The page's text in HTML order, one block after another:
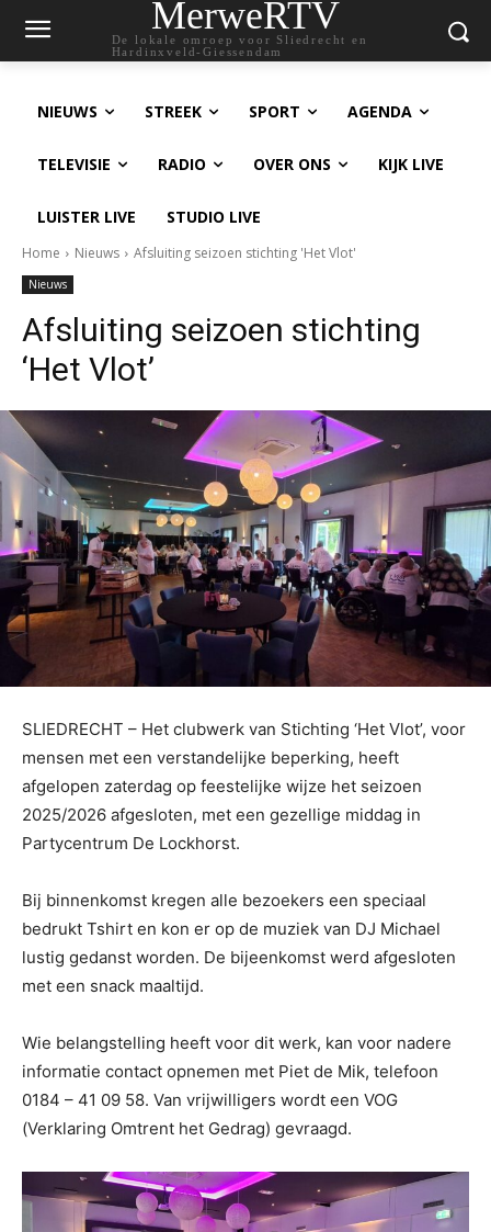
MerweRTV
De lokale omroep voor Sliedrecht en
Hardinxveld-Giessendam
NIEUWS STREEK SPORT AGENDA
TELEVISIE RADIO OVER ONS KIJK LIVE
LUISTER LIVE STUDIO LIVE
Home Nieuws Afsluiting seizoen stichting 'Het Vlot'
Nieuws
Afsluiting seizoen stichting
‘Het Vlot’
SLIEDRECHT – Het clubwerk van Stichting ‘Het Vlot’, voor
mensen met een verstandelijke beperking, heeft
afgelopen zaterdag op feestelijke wijze het seizoen
2025/2026 afgesloten, met een gezellige middag in
Partycentrum De Lockhorst.
Bij binnenkomst kregen alle bezoekers een speciaal
bedrukt Tshirt en kon er op de muziek van DJ Michael
lustig gedanst worden. De bijeenkomst werd afgesloten
met een snack maaltijd.
Wie belangstelling heeft voor dit werk, kan voor nadere
informatie contact opnemen met Piet de Mik, telefoon
0184 – 41 09 58. Van vrijwilligers wordt een VOG
(Verklaring Omtrent het Gedrag) gevraagd.